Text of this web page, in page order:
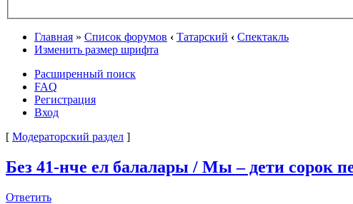
Главная » Список форумов ‹ Татарский ‹ Спектакль
Изменить размер шрифта
Расширенный поиск
FAQ
Регистрация
Вход
[ Модераторский раздел ]
Без 41-нче ел балалары / Мы – дети сорок
Ответить